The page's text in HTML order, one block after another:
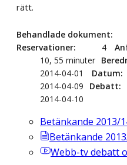
rätt.
Behandlade dokument
Reservationer
4
10, 55 minuter
2014-04-01
Datum
2014-04-09
Debatt
2014-04-10
Betänkande 2013/
Betänkande
Webb-tvdebatt